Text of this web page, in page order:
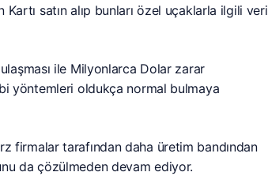
satın alıp bunları özel uçaklarla ilgili veri
ile Milyonlarca Dolar zarar
yöntemleri oldukça normal bulmaya
firmalar tarafından daha üretim bandından
da çözülmeden devam ediyor.